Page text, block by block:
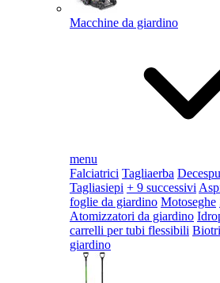
Macchine da giardino
menu
Falciatrici Tagliaerba
Tagliasiepi + 9 successivi
foglie da giardino Motoseghe
Atomizzatori da giardino
carrelli per tubi flessibili
giardino